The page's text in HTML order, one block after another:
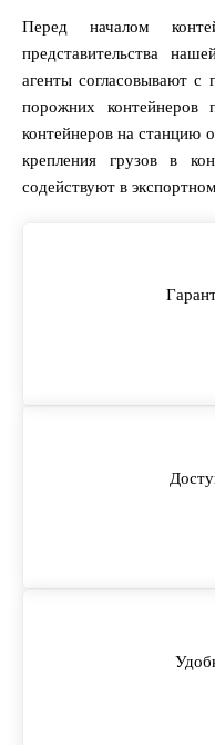
Перед началом
представительства
агенты согласовывают с
порожних контейнеров
контейнеров на станцию
крепления грузов в
содействуют в